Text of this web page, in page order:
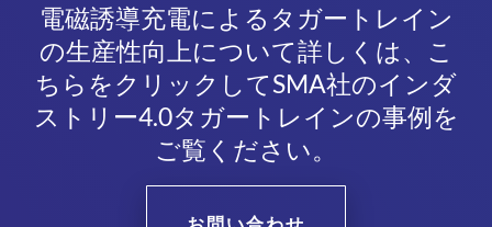
電磁誘導充電によるタガートレイン
の生産性向上について詳しくは、こ
ちらをクリックしてSMA社のインダ
ストリー4.0タガートレインの事例を
ご覧ください。